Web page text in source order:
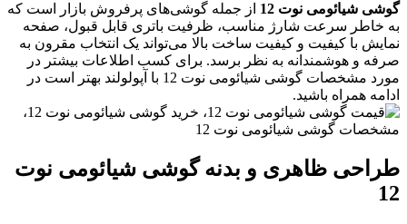
شیائومی نوت 12
از جمله گوشی‌های پرفروش بازار است که
خاطر سرعت شارژ مناسب، ظرفیت باتری قابل قبول، صفحه
با کیفیت و کیفیت ساخت بالا می‌تواند یک انتخاب مقرون به
و هوشمندانه به نظر برسد. برای کسب اطلاعات بیشتر در
مورد مشخصات گوشی شیائومی نوت 12 با آپولولند بهتر است در
همراه باشید.
ظاهری و بدنه گوشی شیائومی نوت